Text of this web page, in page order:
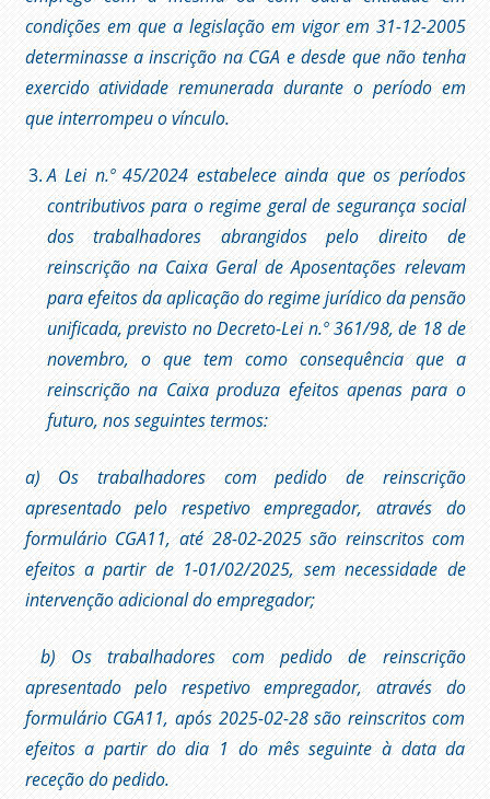
condições em que a legislação em vigor em 31-12-2005
determinasse a inscrição na CGA e desde que não tenha
exercido atividade remunerada durante o período em
que interrompeu o vínculo.
A Lei n.º 45/2024 estabelece ainda que os períodos
contributivos para o regime geral de segurança social
dos trabalhadores abrangidos pelo direito de
reinscrição na Caixa Geral de Aposentações relevam
para efeitos da aplicação do regime jurídico da pensão
unificada, previsto no Decreto-Lei n.º 361/98, de 18 de
novembro, o que tem como consequência que a
reinscrição na Caixa produza efeitos apenas para o
futuro, nos seguintes termos:
a) Os trabalhadores com pedido de reinscrição
apresentado pelo respetivo empregador, através do
formulário CGA11, até 28-02-2025 são reinscritos com
efeitos a partir de 1-01/02/2025, sem necessidade de
intervenção adicional do empregador;
b) Os trabalhadores com pedido de reinscrição
apresentado pelo respetivo empregador, através do
formulário CGA11, após 2025-02-28 são reinscritos com
efeitos a partir do dia 1 do mês seguinte à data da
receção do pedido.